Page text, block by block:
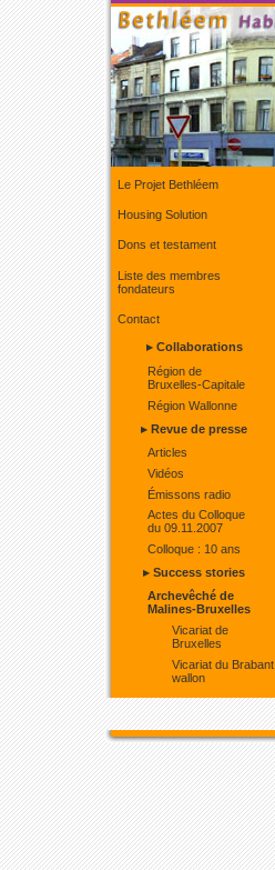
Le Projet Bethléem
Housing Solution
Dons et testament
Liste des membres
fondateurs
Contact
▸ Collaborations
Région de
Bruxelles-Capitale
Région Wallonne
▸ Revue de presse
Articles
Vidéos
Émissons radio
Actes du Colloque
du 09.11.2007
Colloque : 10 ans
▸ Success stories
Archevêché de
Malines-Bruxelles
Vicariat de
Bruxelles
Vicariat du Brabant
wallon